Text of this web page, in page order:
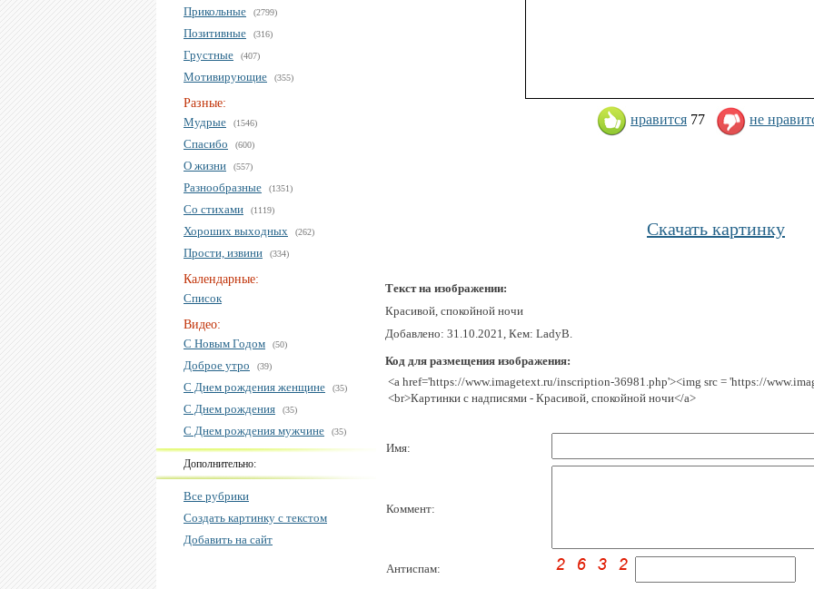
Прикольные
(2799)
Позитивные (316)
Грустные (407)
Мотивирующие (355)
Разные:
Мудрые
(1546)
Спасибо (600)
О жизни (557)
Разнообразные (1351)
Со стихами (1119)
Хороших выходных (262)
Прости, извини (334)
Календарные:
Список
Видео:
С Новым Годом
(50)
Доброе утро (39)
С Днем рождения женщине (35)
С Днем рождения (35)
С Днем рождения мужчине (35)
Дополнительно:
Все рубрики
Создать картинку с текстом
Добавить на сайт
нравится 77 не
Скачать картинку
Текст на изображении:
Красивой, спокойной ночи
Добавлено: 31.10.2021, Кем: LadyB.
Код для размещения изображения:
<a href='https://www.imagetext.ru/inscription-36981.php'><img src = 'https://
<br>Картинки с надписями - Красивой, спокойной ночи</a>
Имя:
Коммент:
Антиспам: